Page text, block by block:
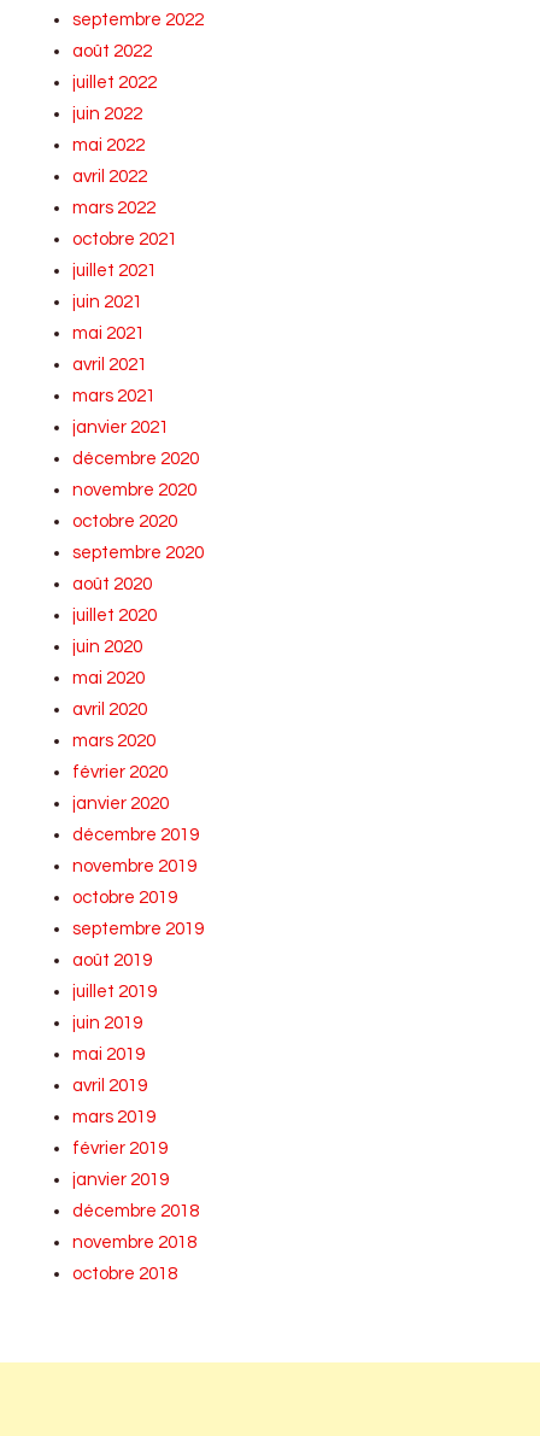
septembre 2022
août 2022
juillet 2022
juin 2022
mai 2022
avril 2022
mars 2022
octobre 2021
juillet 2021
juin 2021
mai 2021
avril 2021
mars 2021
janvier 2021
décembre 2020
novembre 2020
octobre 2020
septembre 2020
août 2020
juillet 2020
juin 2020
mai 2020
avril 2020
mars 2020
février 2020
janvier 2020
décembre 2019
novembre 2019
octobre 2019
septembre 2019
août 2019
juillet 2019
juin 2019
mai 2019
avril 2019
mars 2019
février 2019
janvier 2019
décembre 2018
novembre 2018
octobre 2018